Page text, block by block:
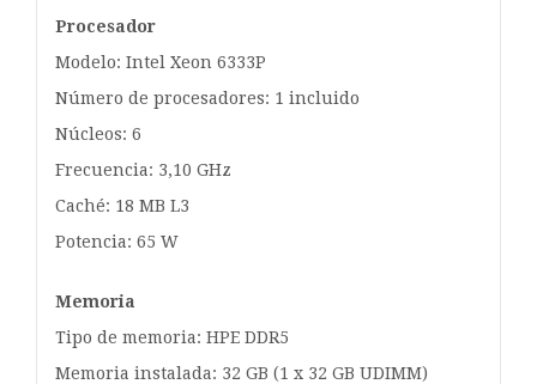
Procesador
Modelo: Intel Xeon 6333P
Número de procesadores: 1 incluido
Núcleos: 6
Frecuencia: 3,10 GHz
Caché: 18 MB L3
Potencia: 65 W
Memoria
Tipo de memoria: HPE DDR5
Memoria instalada: 32 GB (1 x 32 GB UDIMM)